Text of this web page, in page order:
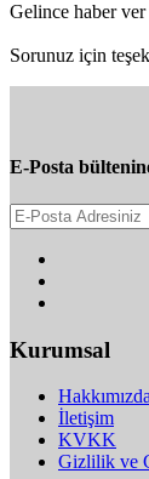
Gelince haber
Sorunuz için
E-Posta
Kurumsal
İletişim
KVKK
Gizlilik ve